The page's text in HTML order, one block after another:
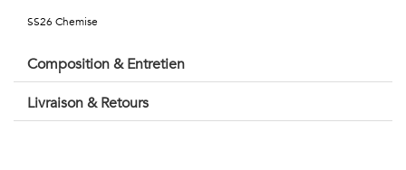
Pop
Voyages
Vintage
SS26 Chemise
Composition & Entretien
Livraison & Retours